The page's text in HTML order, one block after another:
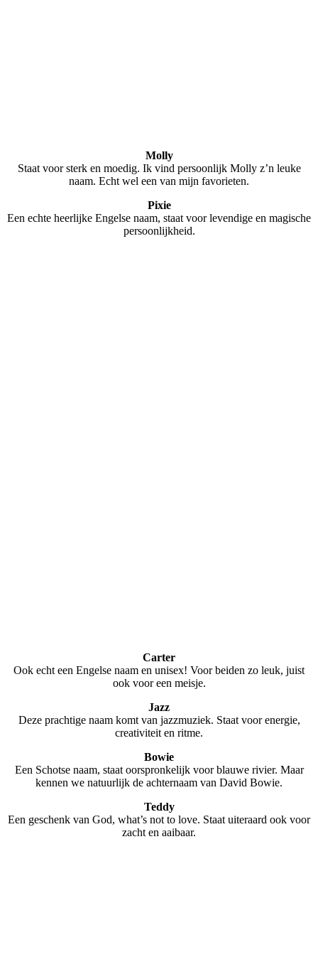
Molly
Staat voor sterk en moedig. Ik vind persoonlijk Molly z’n leuke
naam. Echt wel een van mijn favorieten.
Pixie
Een echte heerlijke Engelse naam, staat voor levendige en magische
persoonlijkheid.
Carter
Ook echt een Engelse naam en unisex! Voor beiden zo leuk, juist
ook voor een meisje.
Jazz
Deze prachtige naam komt van jazzmuziek. Staat voor energie,
creativiteit en ritme.
Bowie
Een Schotse naam, staat oorspronkelijk voor blauwe rivier. Maar
kennen we natuurlijk de achternaam van David Bowie.
Teddy
Een geschenk van God, what’s not to love. Staat uiteraard ook voor
zacht en aaibaar.